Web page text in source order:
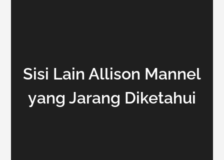
Sisi Lain Allison Mannel
yang Jarang Diketahui